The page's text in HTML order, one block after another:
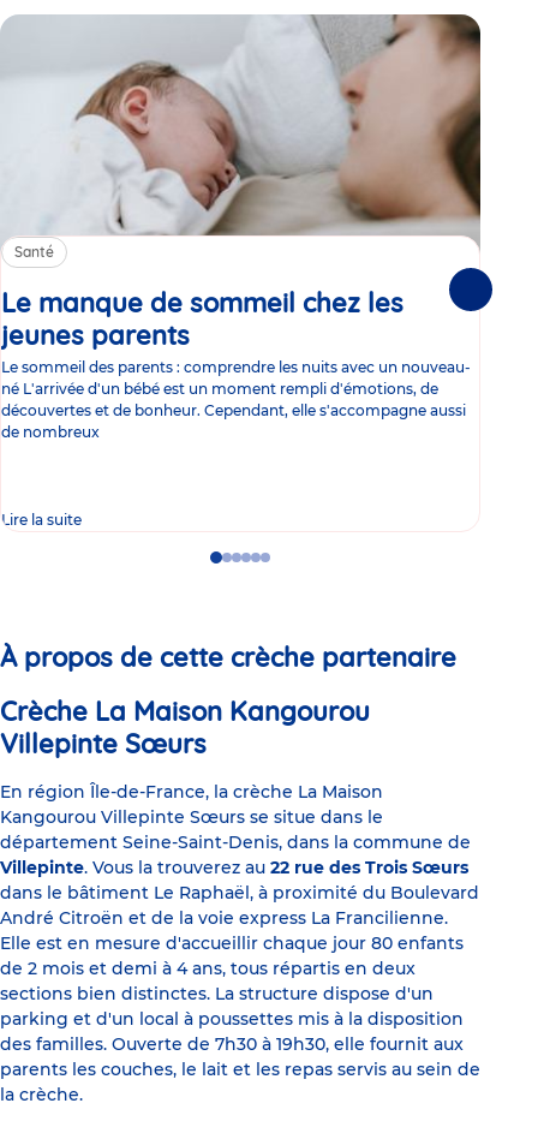
Santé
Le manque de sommeil chez les
jeunes parents
Le sommeil des parents : comprendre les nuits avec un nouveau-
né L'arrivée d'un bébé est un moment rempli d'émotions, de
découvertes et de bonheur. Cependant, elle s'accompagne aussi
de nombreux
Lire la suite
GoGoGoGo
GoGo
À propos de cette crèche partenaire
Crèche La Maison Kangourou
Villepinte Sœurs
En région Île-de-France, la crèche La Maison
Kangourou Villepinte Sœurs se situe dans le
département Seine-Saint-Denis, dans la commune de
Villepinte. Vous la trouverez au 22 rue des Trois Sœurs
dans le bâtiment Le Raphaël, à proximité du Boulevard
André Citroën et de la voie express La Francilienne.
Elle est en mesure d'accueillir chaque jour 80 enfants
de 2 mois et demi à 4 ans, tous répartis en deux
sections bien distinctes. La structure dispose d'un
parking et d'un local à poussettes mis à la disposition
des familles. Ouverte de 7h30 à 19h30, elle fournit aux
parents les couches, le lait et les repas servis au sein de
la crèche.